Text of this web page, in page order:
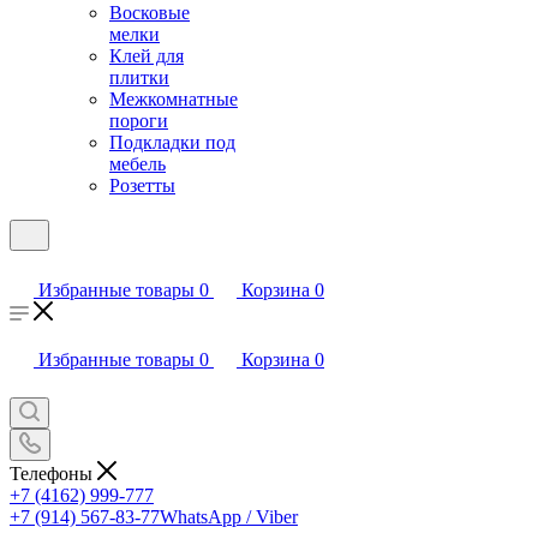
Восковые
мелки
Клей для
плитки
Межкомнатные
пороги
Подкладки под
мебель
Розетты
Избранные товары 0 Корзина 0
Избранные товары 0 Корзина 0
Телефоны
+7 (4162) 999-777
+7 (914) 567-83-77WhatsApp / Viber